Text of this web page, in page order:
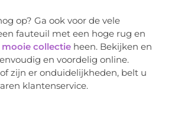
op? Ga ook voor de vele
fauteuil met een hoge rug en
mooie collectie heen. Bekijken en
en voordelig online.
zijn er onduidelijkheden, belt u
klantenservice.